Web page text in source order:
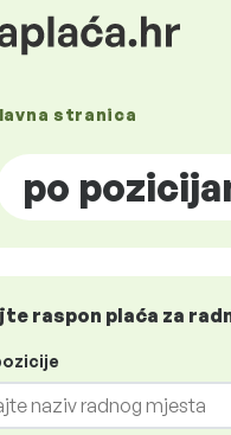
stranica
po
raspon plaća za